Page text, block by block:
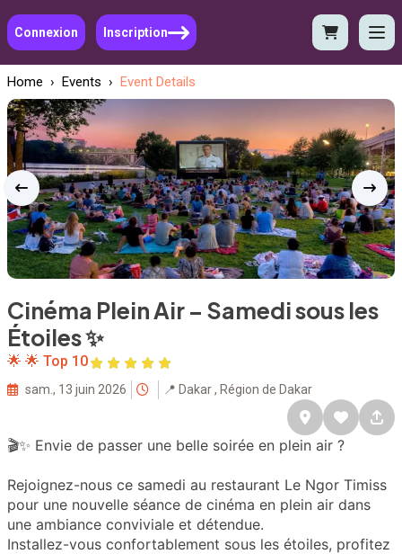
Connexion Inscription
Home › Events › Event Details
Cinéma Plein Air – Samedi sous les
Étoiles ✨
🌟 🌟 Top 10
sam., 13 juin 2026 📍 Dakar , Région de Dakar
🎬✨ Envie de passer une belle soirée en plein air ?
Rejoignez-nous ce samedi au restaurant Le Ngor Timiss
pour une nouvelle séance de cinéma en plein air dans
une ambiance conviviale et détendue.
Installez-vous confortablement sous les étoiles, profitez